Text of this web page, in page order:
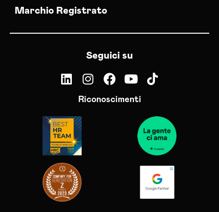
Marchio Registrato
Seguici su
Riconoscimenti